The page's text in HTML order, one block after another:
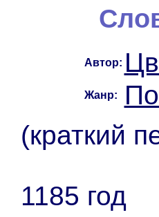
Автор:
Жанр:
(краткий
1185 год